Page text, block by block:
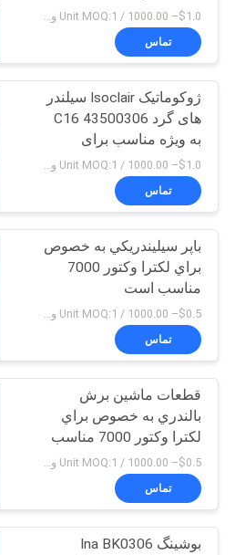
درخواست
نقل قول
نقشه
سایت
PRIVACY
POLICY
کاتر Xlc7000
213
دستگاه
10
GT5250
191
Vector 7000، 1908263
$1.0– 1000.00 / Unit MOQ:1 واحد/واحد منفی است
تماس
ژوکوماتیک Isoclair سیلندر
های گرد 43500306 C16
به ویژه مناسب برای
Lectra وکتور 7000
$1.0– 1000.00 / Unit MOQ:1 واحد/واحد منفی است
تماس
باپر سيليندريکي به خصوص
براي لکترا وکتور 7000
مناسب است
تماس
قطعات ماشين برش
بالندري به خصوص براي
لکترا وکتور 7000 مناسب
تماس
بوشینگ Ina BK0306